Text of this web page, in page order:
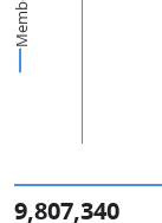
9,807,340